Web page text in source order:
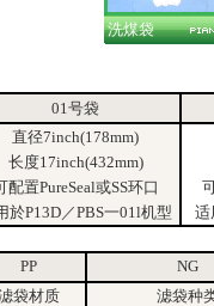
洗煤袋
01号袋
直径7inch(178mm)
长度17inch(432mm)
配置PureSeal或SS环口
於P13D／PBS一01l机型
适
PP
NG
袋材质
滤袋种